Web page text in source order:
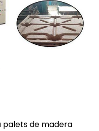
palets de madera